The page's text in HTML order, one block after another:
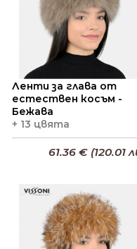
Ленти за глава от
естествен косъм -
Бежава
+ 13 цвята
Добави в кошницата
61.36 € (120.01